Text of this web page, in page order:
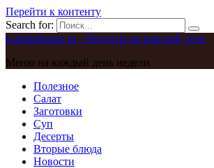
Перейти к контенту
Search for:
Lobsterhouse.ru - Рецепты на каждый день
Меню на каждый день недели
Полезное
Салат
Заготовки
Суп
Десерты
Вторые блюда
Новости